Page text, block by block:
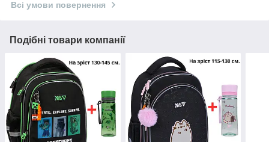
Всі умови повернення
Подібні товари компанії